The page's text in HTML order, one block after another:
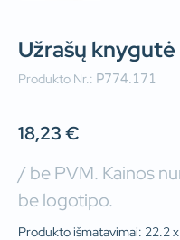
Užrašų knygutė
Produkto Nr.: P774.171
18,23€
/ be PVM. Kainos
be logotipo.
Produkto išmatavimai: 22.2 x